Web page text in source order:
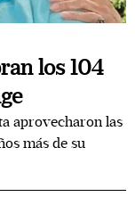
los 104
aprovecharon las
más de su